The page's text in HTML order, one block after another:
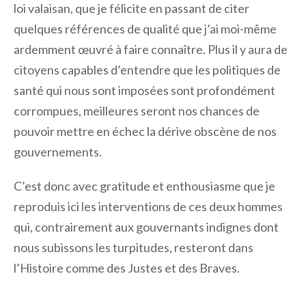
loi valaisan, que je félicite en passant de citer
quelques références de qualité que j’ai moi-même
ardemment œuvré à faire connaître. Plus il y aura de
citoyens capables d’entendre que les politiques de
santé qui nous sont imposées sont profondément
corrompues, meilleures seront nos chances de
pouvoir mettre en échec la dérive obscène de nos
gouvernements.
C’est donc avec gratitude et enthousiasme que je
reproduis ici les interventions de ces deux hommes
qui, contrairement aux gouvernants indignes dont
nous subissons les turpitudes, resteront dans
l’Histoire comme des Justes et des Braves.